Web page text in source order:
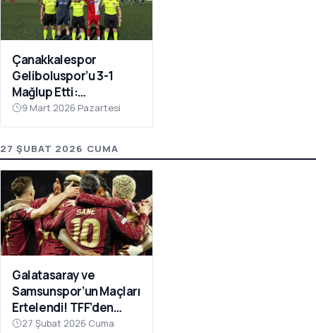
Çanakkalespor
Geliboluspor’u 3-1
Mağlup Etti:
Yenilmezlik Serisi 18
Maça Çıktı
9 Mart 2026 Pazartesi
27 ŞUBAT 2026 CUMA
Galatasaray ve
Samsunspor’un Maçları
Ertelendi! TFF’den
Avrupa Mesaisi Kararı
27 Şubat 2026 Cuma